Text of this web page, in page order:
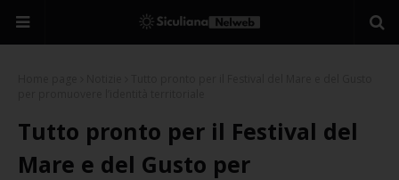
Tutto pronto per il Festival del
Mare e del Gusto per